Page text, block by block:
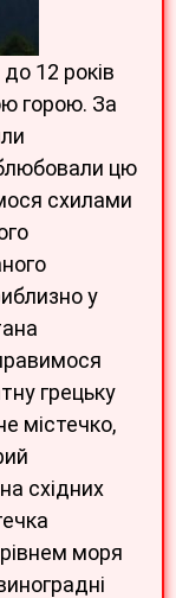
12 років
горою. За
цю
схилами
у
грецьку
містечко,
східних
моря